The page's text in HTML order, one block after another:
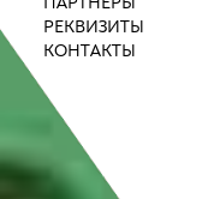
РЕКВИЗИТЫ
КОНТАКТЫ